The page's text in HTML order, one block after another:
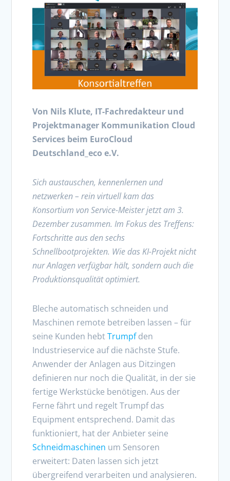
Von Nils Klute, IT-Fachredakteur und
Projektmanager Kommunikation Cloud
Services beim EuroCloud
Deutschland_eco e.V.
Sich austauschen, kennenlernen und
netzwerken – rein virtuell kam das
Konsortium von Service-Meister jetzt am 3.
Dezember zusammen. Im Fokus des Treffens:
Fortschritte aus den sechs
Schnellbootprojekten. Wie das KI-Projekt nicht
nur Anlagen verfügbar hält, sondern auch die
Produktionsqualität optimiert.
Bleche automatisch schneiden und
Maschinen remote betreiben lassen – für
seine Kunden hebtTrumpfden
Industrieservice auf die nächste Stufe.
Anwender der Anlagen aus Ditzingen
definieren nur noch die Qualität, in der sie
fertige Werkstücke benötigen. Aus der
Ferne fährt und regelt Trumpf das
Equipment entsprechend. Damit das
funktioniert, hat der Anbieter seine
Schneidmaschinen um Sensoren
erweitert: Daten lassen sich jetzt
übergreifend verarbeiten und analysieren.